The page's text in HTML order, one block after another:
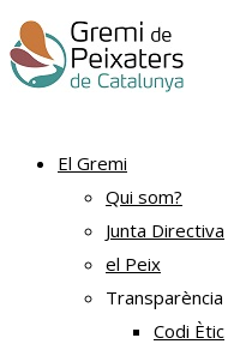
El Gremi
Qui som?
Junta Directiva
el Peix
Transparència
Codi Ètic